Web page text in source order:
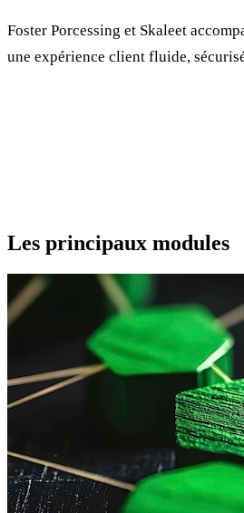
Foster Porcessing et Skaleet
une expérience client fluide,
Les principaux modules